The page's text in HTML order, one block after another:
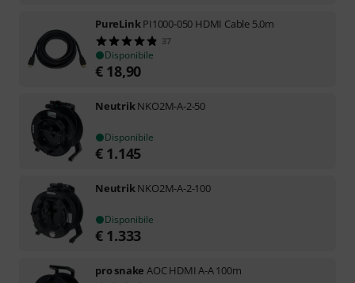
PureLinkPI1000-050 HDMI Cable 5.0m
37
Disponibile
€ 18,90
NeutrikNKO2M-A-2-50
Disponibile
€ 1.145
NeutrikNKO2M-A-2-100
Disponibile
€ 1.333
pro snake AOC HDMI A-A 100m